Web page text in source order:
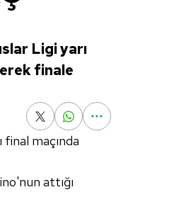
Ligi yarı
finale
maçında
attığı